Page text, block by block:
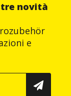
novità
e